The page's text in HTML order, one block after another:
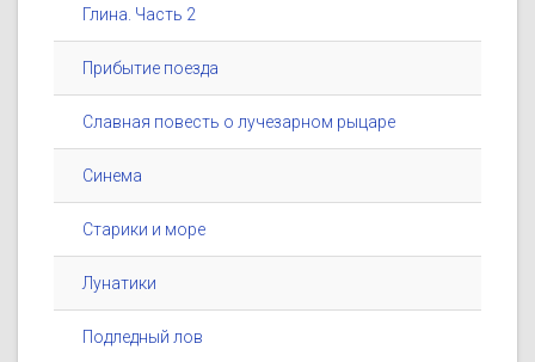
Глина. Часть 2
Прибытие поезда
Славная повесть о лучезарном рыцаре
Синема
Старики и море
Лунатики
Подледный лов